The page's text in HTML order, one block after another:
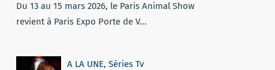
Du 13 au 15 mars 2026, le Paris Animal Show
revient à Paris Expo Porte de V...
A LA UNE, Séries Tv